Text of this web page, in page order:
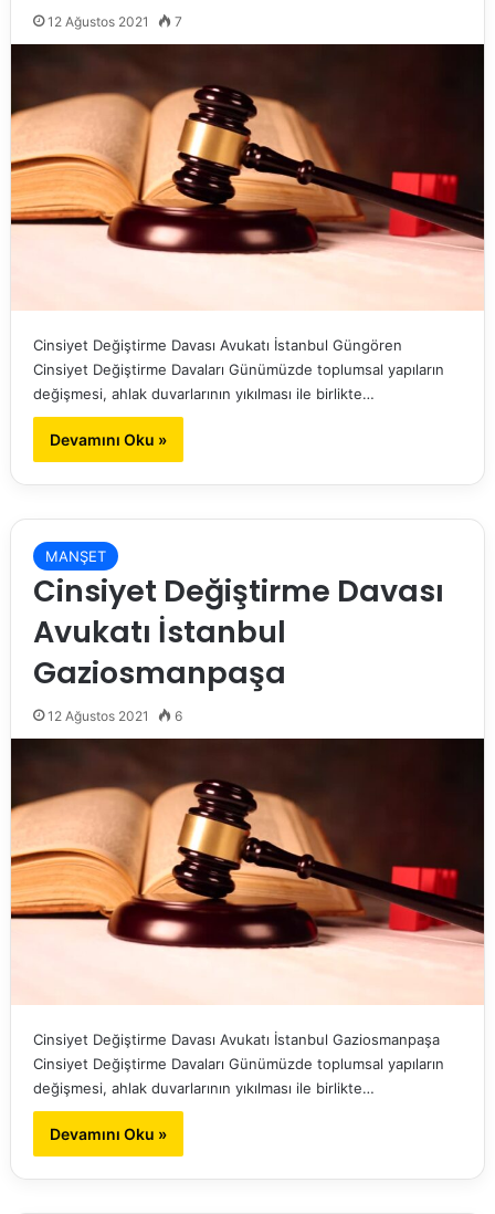
12 Ağustos 2021 7
Cinsiyet Değiştirme Davası Avukatı İstanbul Güngören
Cinsiyet Değiştirme Davaları Günümüzde toplumsal yapıların
değişmesi, ahlak duvarlarının yıkılması ile birlikte…
Devamını Oku »
MANŞET
Cinsiyet Değiştirme Davası
Avukatı İstanbul
Gaziosmanpaşa
12 Ağustos 2021 6
Cinsiyet Değiştirme Davası Avukatı İstanbul Gaziosmanpaşa
Cinsiyet Değiştirme Davaları Günümüzde toplumsal yapıların
değişmesi, ahlak duvarlarının yıkılması ile birlikte…
Devamını Oku »